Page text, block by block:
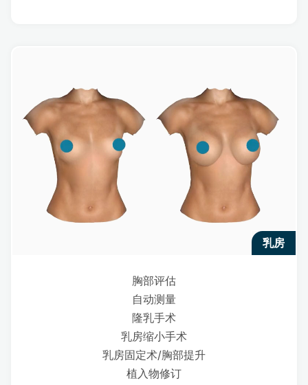
乳房
胸部评估
自动测量
隆乳手术
乳房缩小手术
乳房固定术/胸部提升
植入物修订